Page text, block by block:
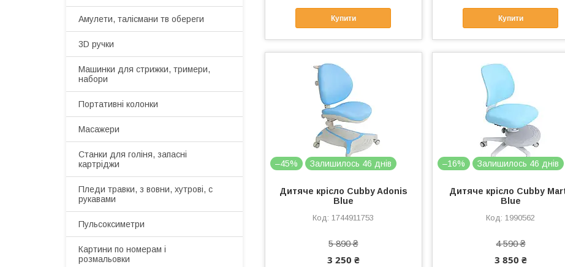
Купити Купити
–45% Залишилось 46 днів
Дитяче крісло Cubby Adonis
Blue
1744911753
5 890 ₴
3 250 ₴
–16% Залишилось 46 днів
Дитяче крісло Cubby
Blue
1990562
4 590 ₴
3 850 ₴
Амулети, талісмани тв обереги
3D ручки
Машинки для стрижки, тримери,
набори
Портативні колонки
Масажери
Станки для голіня, запасні
картріджи
Пледи травки, з вовни, хутрові, с
рукавами
Пульсоксиметри
Картини по номерам і
розмальовки